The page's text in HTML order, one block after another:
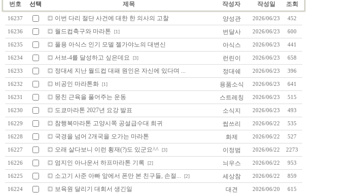
번호 선택 제목 작성자 작성일 조회
16237 이번 다리 절단 사건에 대한 한 의사의 고찰 양성관 2026/06/23 452
16236 월드컵축구와 마라톤 [1] 번달사 2026/06/23 600
16235 풀용 아식스 인기 모델 젤가야노의 대변신 아식스 2026/06/23 441
16234 서브-4를 달성하고 싶은데요 [3] 런린이 2026/06/23 658
16233 정대세 지난 월드컵 대패 원인은 자신에 있다며 ... 정대쉐 2026/06/23 396
16232 비공인 마라톤화 [1] 용품소식 2026/06/23 641
16231 뭉친 근육을 풀어주는 운동 스트레칭 2026/06/23 515
16230 도쿄마라톤 2027년 요강 발표 소식지 2026/06/23 493
16229 참행복마라톤 고양시쪽 공설급수대 희귀 썹쓰리 2026/06/22 535
16228 국경을 넘어 2개국을 오가는 마라톤 화제 2026/06/22 527
16227 오래 살다보니 이런 횡재(?)도 있군요^^ [3] 이정범 2026/06/22 2273
16226 엄지인 아나운서 하프마라톤 기록 [2] 늬우스 2026/06/22 953
16225 소고기 사준 아빠 앞에서 폰만 본 친구들, 손절... [2] 세상참 2026/06/22 859
16224 보육원 달리기 대회서 생긴일 대견 2026/06/20 615